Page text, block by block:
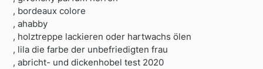
, bordeaux colore
, ahabby
, holztreppe lackieren oder hartwachs ölen
, lila die farbe der unbefriedigten frau
, abricht- und dickenhobel test 2020